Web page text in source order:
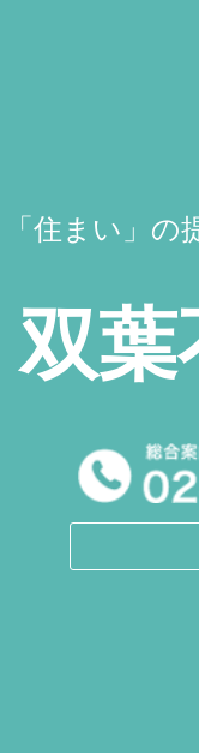
「住まい」
双葉